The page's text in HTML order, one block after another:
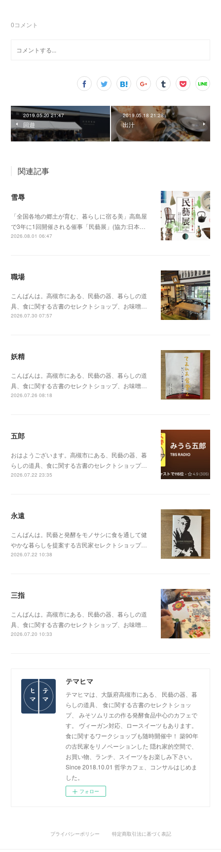
0コメント
2019.05.20 21:47
回遊
2019.05.18 21:28
出汁
関連記事
雪辱
「全国各地の郷土が育む、暮らしに宿る美」高島屋
で3年に1回開催される催事「民藝展」(協力:日本…
2026.08.01 06:47
職場
こんばんは。高槻市にある、民藝の器、暮らしの道
具、食に関する古書のセレクトショップ、お味噌…
2026.07.30 07:57
妖精
こんばんは。高槻市にある、民藝の器、暮らしの道
具、食に関する古書のセレクトショップ、お味噌…
2026.07.26 08:18
五郎
おはようございます。高槻市にある、民藝の器、暮
らしの道具、食に関する古書のセレクトショップ…
2026.07.22 23:35
永遠
こんばんは。民藝と発酵をモノサシに食を通して健
やかな暮らしを提案する古民家セレクトショップ…
2026.07.22 10:38
三指
こんばんは。高槻市にある、民藝の器、暮らしの道
具、食に関する古書のセレクトショップ、お味噌…
2026.07.20 10:33
テマヒマ
テマヒマは、大阪府高槻市にある、 民藝の器、暮
らしの道具、 食に関する古書のセレクトショッ
プ、 みそソムリエの作る発酵食品中心のカフェで
す。 ヴィーガン対応、ロースイーツもあります。
食に関するワークショップも随時開催中！ 築90年
の古民家をリノベーションした 隠れ家的空間で、
お買い物、ランチ、スイーツをお楽しみ下さい。
Since 2018.10.01 哲学カフェ、コンサルはじめま
した。
フォロー
プライバシーポリシー 特定商取引法に基づく表記